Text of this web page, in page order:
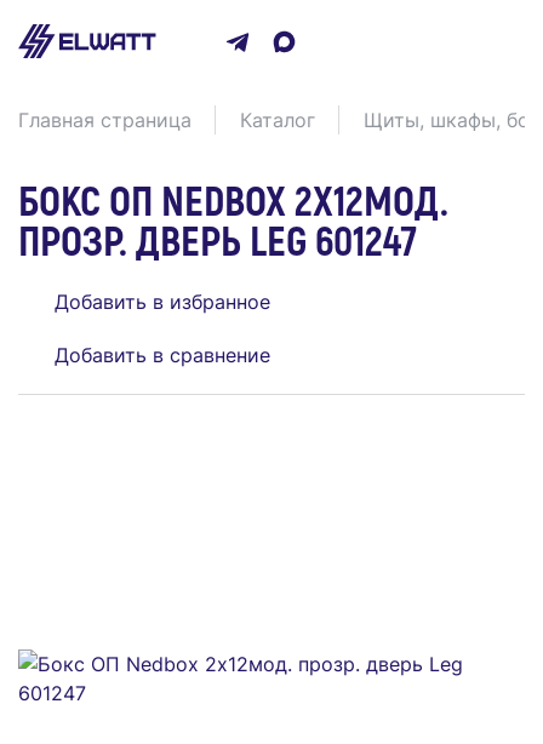
Главная страница Каталог Щиты, шкафы,
БОКС ОП NEDBOX 2Х12МОД.
ПРОЗР. ДВЕРЬ LEG 601247
Добавить в избранное
Добавить в сравнение